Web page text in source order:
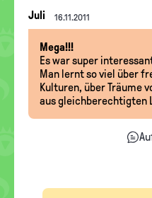
Nachrichten-
Thread
Juli 16.11.2011
Mega!!!
Es war super
Man lernt so viel über
Kulturen, über Träume
aus gleichberechtigten